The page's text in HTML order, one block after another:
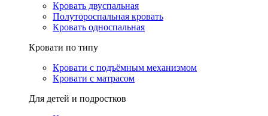
Кровать двуспальная
Полутороспальная кровать
Кровать односпальная
Кровати по типу
Кровати с подъёмным механизмом
Кровати с матрасом
Для детей и подростков